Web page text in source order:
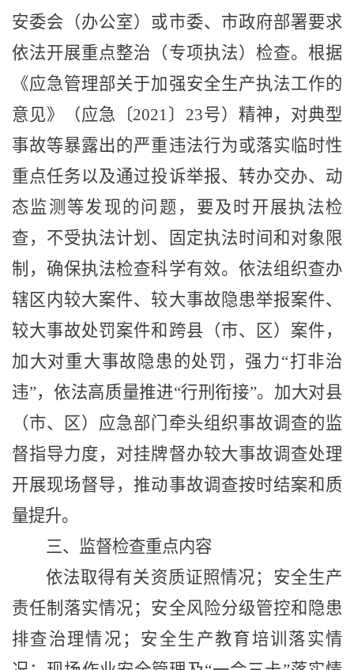
安委会（办公室）或市委、市政府部署要求
依法开展重点整治（专项执法）检查。根据
《应急管理部关于加强安全生产执法工作的
意见》（应急 〔2021〕 23号）精神，对典型
事故等暴露出的严重违法行为或落实临时性
重点任务以及通过投诉举报、转办交办、动
态监测等发现的问题，要及时开展执法检
查，不受执法计划、固定执法时间和对象限
制，确保执法检查科学有效。依法组织查办
辖区内较大案件、较大事故隐患举报案件、
较大事故处罚案件和跨县（市、区）案件，
加大对重大事故隐患的处罚，强力“打非治
违”，依法高质量推进“行刑衔接”。加大对县
（市、区）应急部门牵头组织事故调查的监
督指导力度，对挂牌督办较大事故调查处理
开展现场督导，推动事故调查按时结案和质
量提升。
三、监督检查重点内容
依法取得有关资质证照情况；安全生产
责任制落实情况；安全风险分级管控和隐患
排查治理情况；安全生产教育培训落实情